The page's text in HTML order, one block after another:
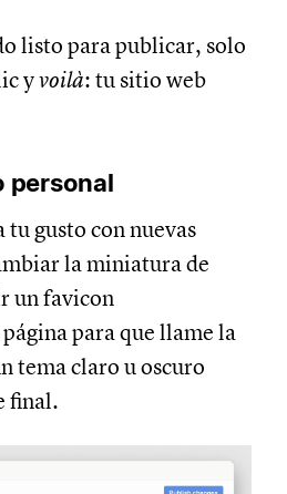
listo para publicar, solo
yvoilà: tu sitio web
personal
gusto con nuevas
la miniatura de
un favicon
para que llame la
tema claro u oscuro
final.